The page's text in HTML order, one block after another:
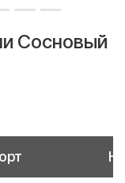
Сосновый